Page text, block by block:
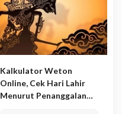
Kalkulator Weton
Online, Cek Hari Lahir
Menurut Penanggalan